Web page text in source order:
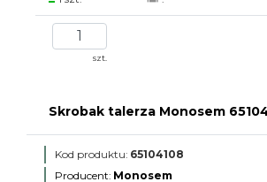
szt.
Skrobak talerza Monosem
Kod produktu: 65104108
Producent: Monosem